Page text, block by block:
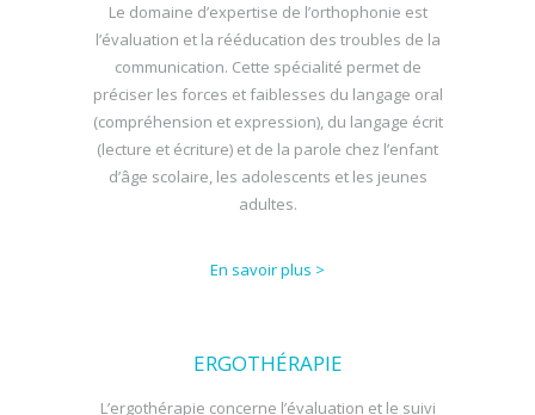
Le domaine d’expertise de l’orthophonie est
l’évaluation et la rééducation des troubles de la
communication. Cette spécialité permet de
préciser les forces et faiblesses du langage oral
(compréhension et expression), du langage écrit
(lecture et écriture) et de la parole chez l’enfant
d’âge scolaire, les adolescents et les jeunes
adultes.
En savoir plus >
ERGOTHÉRAPIE
L’ergothérapie concerne l’évaluation et le suivi